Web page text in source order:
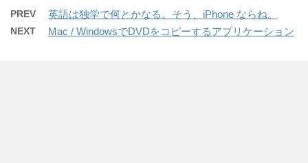
PREV 英語は独学で何とかなる。そう、iPhone ならね。
NEXT Mac / WindowsでDVDをコピーするアプリケーション